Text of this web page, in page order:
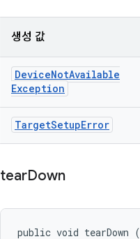
생성 값
DeviceNotAvailable
Exception
TargetSetupError
tearDown
public void tearDown (